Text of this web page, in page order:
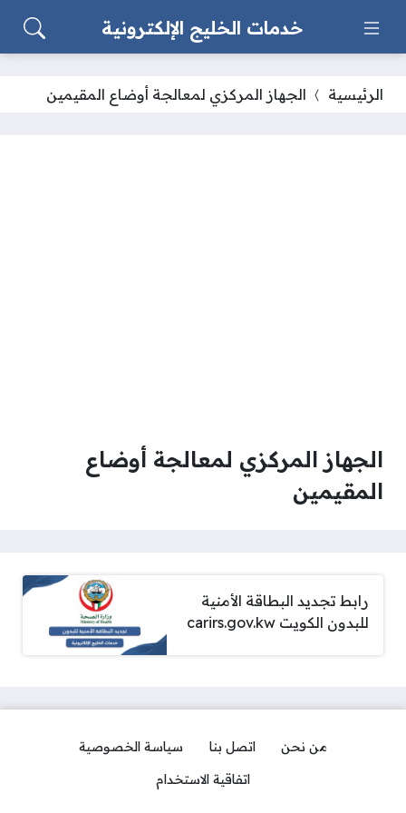
خدمات الخليج الإلكترونية
الرئيسية الجهاز المركزي لمعالجة أوضاع المقيمين
الجهاز المركزي لمعالجة أوضاع
المقيمين
رابط تجديد البطاقة الأمنية
للبدون الكويت carirs.gov.kw
من نحن اتصل بنا
سياسة الخصوصية
اتفاقية الاستخدام